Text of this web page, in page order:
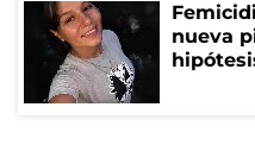
nueva